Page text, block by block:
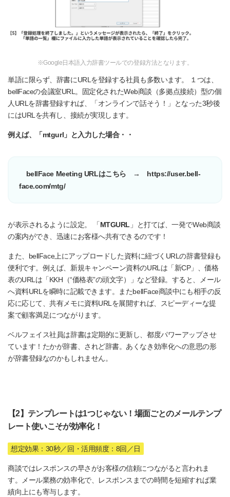
※Google日本語入力辞書ツールでの登録方法となります。
単語に限らず、辞書にURLを登録する社員も多数います。 １つは、
bellFaceの会議室URL。固定化されたWeb商談（多拠点接続）型の個
人URLを辞書登録すれば、「オンラインで話そう！」となった3秒後
にはURLを共有し、接続が実現します。
例えば、「mtgurl」と入力した場合・・
bellFace Meeting URLはこちら → https://user.bell-
face.com/mtg/
が表示されるように設定。 「MTGURL 」と打てば、一発でWeb商談
の案内ができ、迅速にお客様へ共有できるのです！
また、bellFace上にアップロードした資料に紐づくURLの辞書登録も
便利です。例えば、新規キャンペーン資料のURLは「新CP」、価格
表のURLは「KKH（“価格表”の頭文字）」など登録。すると、メール
へ資料URLを瞬時に記載できます。またbellFace商談中にも相手の反
応に応じて、共有メモに資料URLを展開すれば、スピーディーな提
案で顧客満足につながります。
ベルフェイス社員は辞書は定期的に更新し、都度パワーアップさせ
ています！たかが辞書、されど辞書。あくなき効率化への意思の形
が辞書登録なのかもしれません。
【2】テンプレートは1つじゃない！場面ごとのメールテンプ
レート使いこそが効率化！
想定効果：30秒／回・活用頻度：8回／日
商談ではレスポンスの早さがお客様の信頼につながると言われま
す。メール業務の効率化で、レスポンスまでの時間を短縮すれば業
績向上にも寄与します。